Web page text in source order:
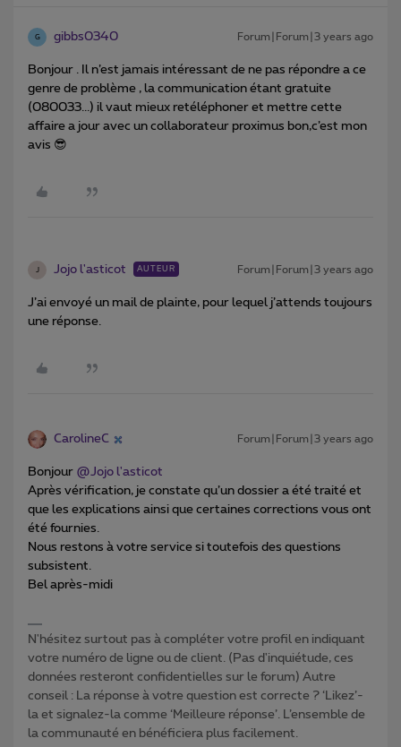
G gibbs0340 Forum|Forum|3 years ago
Bonjour . Il n’est jamais intéressant de ne pas répondre a ce
genre de problème , la communication étant gratuite
(080033...) il vaut mieux retéléphoner et mettre cette
affaire a jour avec un collaborateur proximus bon,c’est mon
avis 😎
Jojo l'asticot AUTEUR Forum|Forum|3 years ago
J’ai envoyé un mail de plainte, pour lequel j’attends toujours
une réponse.
CarolineC Forum|Forum|3 years ago
Bonjour @Jojo l'asticot
Après vérification, je constate qu’un dossier a été traité et
que les explications ainsi que certaines corrections vous ont
été fournies.
Nous restons à votre service si toutefois des questions
subsistent.
Bel après-midi
N'hésitez surtout pas à compléter votre profil en indiquant
votre numéro de ligne ou de client. (Pas d'inquiétude, ces
données resteront confidentielles sur le forum) Autre
conseil : La réponse à votre question est correcte ? ‘Likez’-
la et signalez-la comme ‘Meilleure réponse’. L’ensemble de
la communauté en bénéficiera plus facilement.